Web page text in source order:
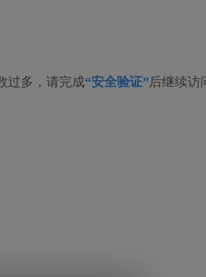
过多，请完成“安全验证”后继续访